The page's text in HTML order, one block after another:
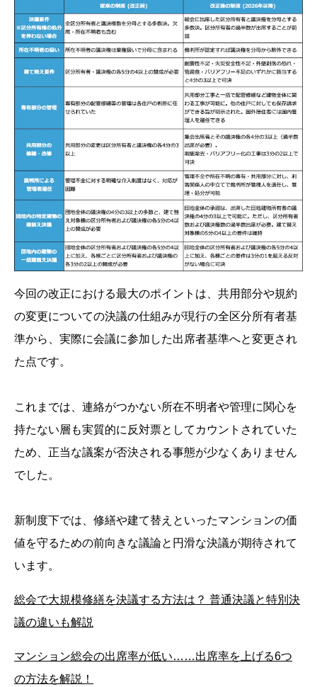
今回の改正における最大のポイントは、共用部分や規約
の変更についての決議の仕組みが現行の全区分所有者基
準から、実際に会議に参加した出席者基準へと変更され
た点です。
これまでは、連絡がつかない所在不明者や管理に関心を
持たない層も実質的に反対票としてカウントされていた
ため、正当な議案が否決される事態が少なくありません
でした。
新制度下では、修繕や建て替えといったマンションの価
値を守るための前向きな議論と円滑な決議が期待されて
います。
総会で大規模修繕を決議する方法は？ 普通決議と特別決
議の違いも解説
マンション総会の出席率が低い……出席率を上げる6つ
の方法を解説！